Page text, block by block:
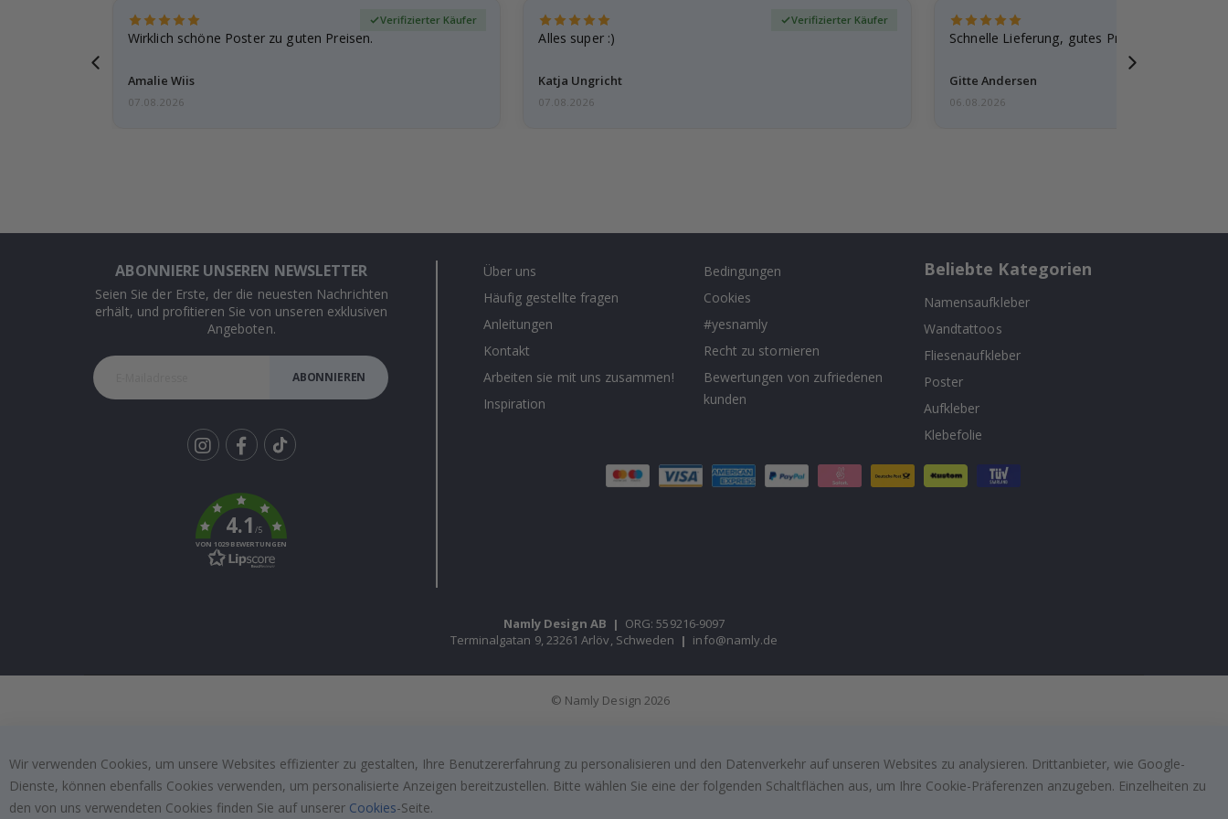
Wirklich schöne Poster zu guten Preisen.
Amalie Wiis
Verifizierter Käufer
07.08.2026
Alles super :)
Katja Ungricht
Verifizierter Käufer
07.08.2026
Schnelle Lieferung, gutes Produkt
Gitte Andersen
06.08.2026
ABONNIERE UNSEREN NEWSLETTER
Seien Sie der Erste, der die neuesten Nachrichten
erhält, und profitieren Sie von unseren exklusiven
Angeboten.
ABONNIEREN
k
4.1/5
VON 1029 BEWERTUNGEN
Über uns
Häufig gestellte fragen
Anleitungen
Kontakt
Arbeiten sie mit uns zusammen!
Inspiration
Bedingungen
Cookies
#yesnamly
Recht zu stornieren
Bewertungen von zufriedenen
kunden
Beliebte Kategorien
Namensaufkleber
Wandtattoos
Fliesenaufkleber
Poster
Aufkleber
Klebefolie
Namly Design AB | ORG: 559216-9097
Terminalgatan 9, 23261 Arlöv, Schweden | info@namly.de
© Namly Design 2026
Wir verwenden Cookies, um unsere Websites effizienter zu gestalten, Ihre Benutzererfahrung zu personalisieren und den Datenverkehr auf unseren Websites zu analysieren. Drittanbieter, wie Google-
Dienste, können ebenfalls Cookies verwenden, um personalisierte Anzeigen bereitzustellen. Bitte wählen Sie eine der folgenden Schaltflächen aus, um Ihre Cookie-Präferenzen anzugeben. Einzelheiten zu
den von uns verwendeten Cookies finden Sie auf unserer Cookies-Seite.